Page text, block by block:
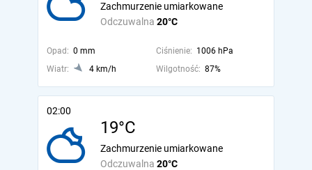
Odczuwalna 20°C
Zachmurzenie umiarkowane
Opad: 0 mm Ciśnienie: 1006 hPa
Wiatr:
4 km/h Wilgotność: 87%
02:00
19°C
Odczuwalna 20°C
Zachmurzenie umiarkowane